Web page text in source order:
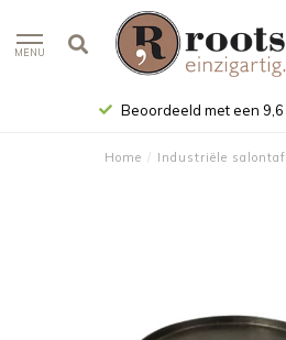
MENU
Beoordeeld met een
Home / Industriële